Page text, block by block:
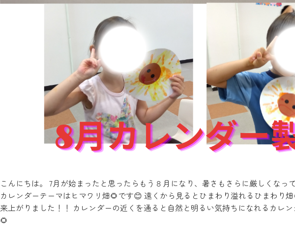
こんにちは。 7月が始まったと思ったらもう８月になり、暑さもさらに厳しくなっ
カレンダーテーマはヒマワリ畑🌻です😊 遠くから見るとひまわり溢れるひまわり
来上がりました！！ カレンダーの近くを通ると自然と明るい気持ちになれるカレ
🌻